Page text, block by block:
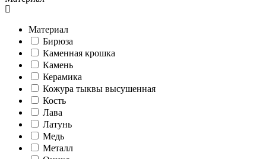
Материал
Бирюза
Каменная крошка
Камень
Керамика
Кожура тыквы высушенная
Кость
Лава
Латунь
Медь
Металл